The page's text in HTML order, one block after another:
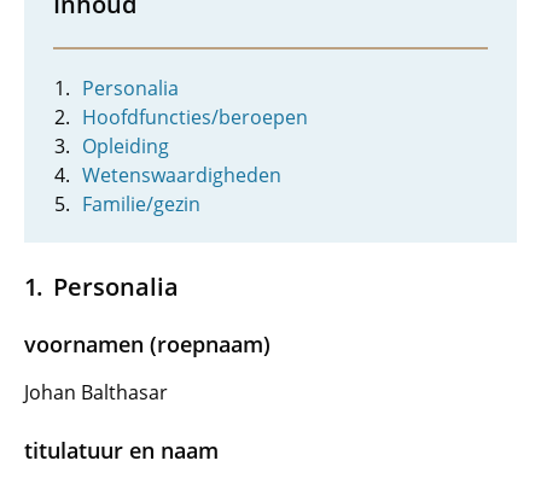
Personalia
Hoofdfuncties/beroepen
Opleiding
Wetenswaardigheden
Familie/gezin
Personalia
voornamen (roepnaam)
Johan Balthasar
titulatuur en naam